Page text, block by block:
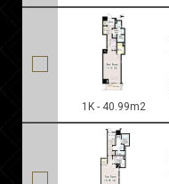
1K - 40.99m2